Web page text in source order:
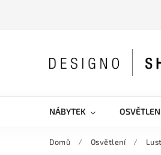
NÁBYTEK
Domů / Osvětlení /